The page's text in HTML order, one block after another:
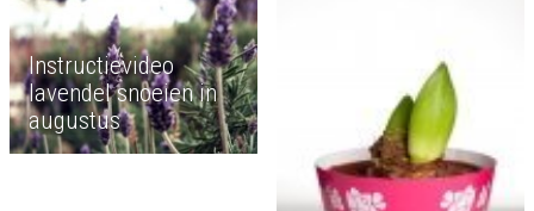
Instructievideo
lavendel snoeien in
augustus